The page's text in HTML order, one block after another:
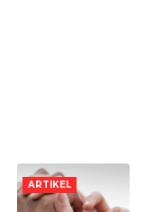
ARTIKEL